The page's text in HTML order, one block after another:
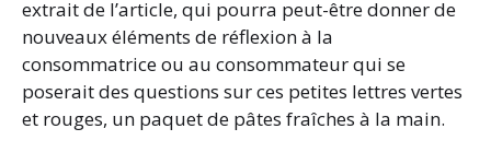
extrait de l’article, qui pourra peut-être donner de
nouveaux éléments de réflexion à la
consommatrice ou au consommateur qui se
poserait des questions sur ces petites lettres vertes
et rouges, un paquet de pâtes fraîches à la main.